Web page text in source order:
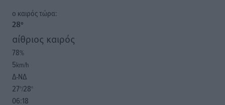
o καιρός τώρα:
28°
αίθριος καιρός
78%
5km/h
Δ-ΝΔ
27°/28°
06:18